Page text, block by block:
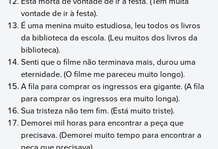
vontade de ir à festa).
É uma menina muito estudiosa, leu todos os livros
da biblioteca da escola. (Leu muitos dos livros da
biblioteca).
Senti que o filme não terminava mais, durou uma
eternidade. (O filme me pareceu muito longo).
A fila para comprar os ingressos era gigante. (A fila
para comprar os ingressos era muito longa).
Sua tristeza não tem fim. (Está muito triste).
Demorei mil horas para encontrar a peça que
precisava. (Demorei muito tempo para encontrar a